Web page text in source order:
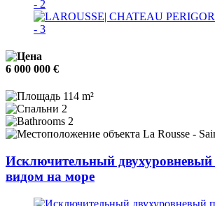
6 000 000 €
114 m²
2
2
La Rousse -
Исключительный двухуровневый
видом на море